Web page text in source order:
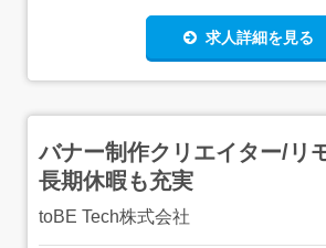
求人詳細を見る
バナー制作クリエイター/リ
長期休暇も充実
toBE Tech株式会社